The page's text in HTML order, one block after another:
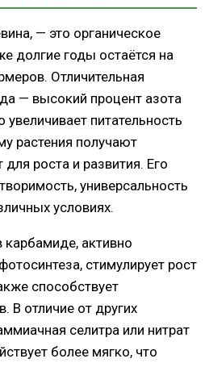
— это органическое
долгие годы остаётся на
Отличительная
— высокий процент азота
увеличивает питательность
растения получают
роста и развития. Его
универсальность
условиях.
активно
стимулирует рост
способствует
В отличие от других
селитра или нитрат
более мягко, что